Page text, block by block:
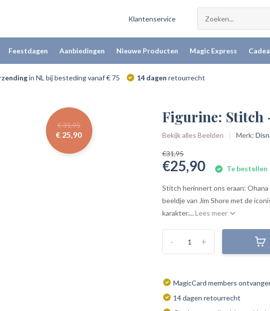
Klantenservice
Feestdagen Aanbiedingen Nieuwe Producten Magic Express
in NL bij besteding vanaf € 75 14 dagen retourrecht
€ 31,95
€ 25,90
Figurine: Stitch
Bekijk alles Beelden Merk:
€31,95
€25,90 Te bestellen
Stitch herinnert ons eraan:
beeldje van Jim Shore met de
karakter....Lees meer
+
-
MagicCard members
14 dagen retourrecht